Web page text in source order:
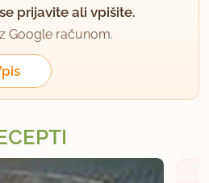
prijavite ali vpišite.
Google računom.